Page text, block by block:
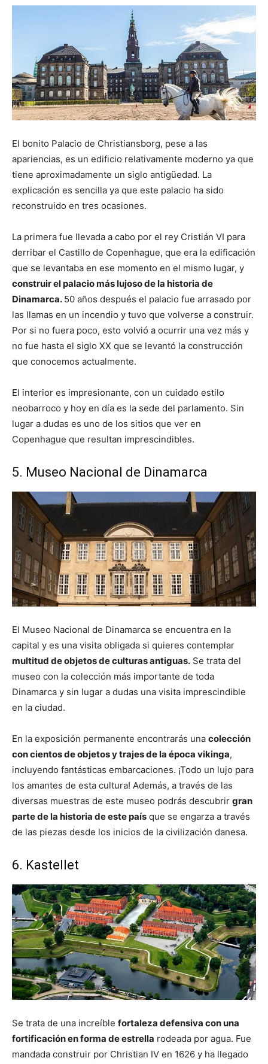
El bonito Palacio de Christiansborg, pese a las
apariencias, es un edificio relativamente moderno ya que
tiene aproximadamente un siglo antigüedad. La
explicación es sencilla ya que este palacio ha sido
reconstruido en tres ocasiones.
La primera fue llevada a cabo por el rey Cristián VI para
derribar el Castillo de Copenhague, que era la edificación
que se levantaba en ese momento en el mismo lugar, y
construir el palacio más lujoso de la historia de
Dinamarca. 50 años después el palacio fue arrasado por
las llamas en un incendio y tuvo que volverse a construir.
Por si no fuera poco, esto volvió a ocurrir una vez más y
no fue hasta el siglo XX que se levantó la construcción
que conocemos actualmente.
El interior es impresionante, con un cuidado estilo
neobarroco y hoy en día es la sede del parlamento. Sin
lugar a dudas es uno de los sitios que ver en
Copenhague que resultan imprescindibles.
5. Museo Nacional de Dinamarca
El Museo Nacional de Dinamarca se encuentra en la
capital y es una visita obligada si quieres contemplar
multitud de objetos de culturas antiguas. Se trata del
museo con la colección más importante de toda
Dinamarca y sin lugar a dudas una visita imprescindible
en la ciudad.
En la exposición permanente encontrarás una colección
con cientos de objetos y trajes de la época vikinga,
incluyendo fantásticas embarcaciones. ¡Todo un lujo para
los amantes de esta cultura! Además, a través de las
diversas muestras de este museo podrás descubrir gran
parte de la historia de este país que se engarza a través
de las piezas desde los inicios de la civilización danesa.
6. Kastellet
Se trata de una increíble fortaleza defensiva con una
fortificación en forma de estrella rodeada por agua. Fue
mandada construir por Christian IV en 1626 y ha llegado